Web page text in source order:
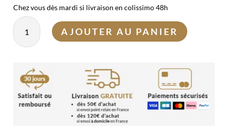
Chez vous dès mardi si livraison en colissimo 48h
quantité
Bracelet
6mm
AJOUTER AU PANIER